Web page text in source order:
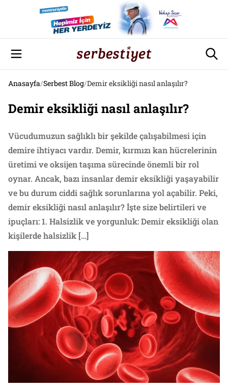
Anasayfa/Serbest Blog/Demir eksikliği nasıl anlaşılır?
Demir eksikliği nasıl anlaşılır?
Vücudumuzun sağlıklı bir şekilde çalışabilmesi için
demire ihtiyacı vardır. Demir, kırmızı kan hücrelerinin
üretimi ve oksijen taşıma sürecinde önemli bir rol
oynar. Ancak, bazı insanlar demir eksikliği yaşayabilir
ve bu durum ciddi sağlık sorunlarına yol açabilir. Peki,
demir eksikliği nasıl anlaşılır? İşte size belirtileri ve
ipuçları: 1. Halsizlik ve yorgunluk: Demir eksikliği olan
kişilerde halsizlik […]